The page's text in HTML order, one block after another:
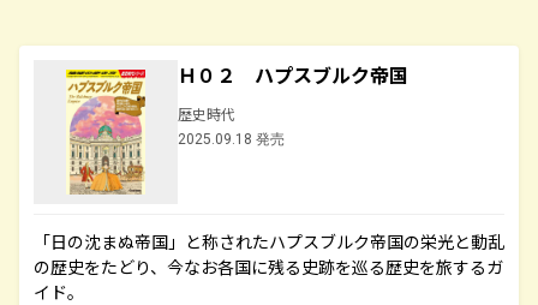
Ｈ０２ ハプスブルク帝国
歴史時代
2025.09.18 発売
「日の沈まぬ帝国」と称されたハプスブルク帝国の栄光と動乱
の歴史をたどり、今なお各国に残る史跡を巡る歴史を旅するガ
イド。